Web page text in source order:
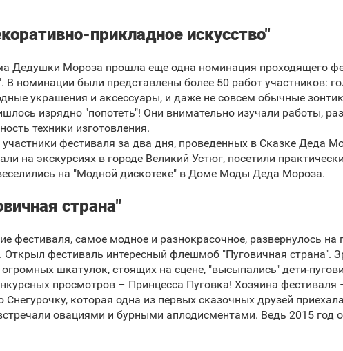
прикладное искусство"
Дедушки Мороза прошла еще одна номинация проходящего
В номинации были представлены более 50 работ участников:
украшения и аксессуары, и даже не совсем обычные
изрядно "попотеть"! Они внимательно изучали работы,
техники изготовления.
фестиваля за два дня, проведенных в Сказке Деда
на экскурсиях в городе Великий Устюг, посетили
на "Модной дискотеке" в Доме Моды Деда Мороза.
страна"
фестиваля, самое модное и разнокрасочное, развернулось на
фестиваль интересный флешмоб "Пуговичная страна".
огромных шкатулок, стоящих на сцене, "высыпались" дети-
просмотров – Принцесса Пуговка! Хозяина фестиваля
которая одна из первых сказочных друзей
овациями и бурными аплодисментами. Ведь 2015 год